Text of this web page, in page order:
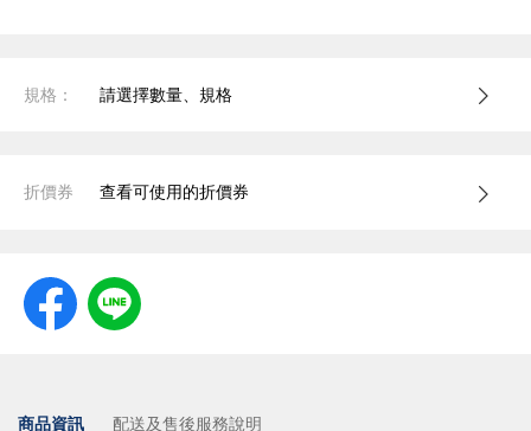
規格： 請選擇數量、規格
折價券 查看可使用的折價券
商品資訊 配送及售後服務說明